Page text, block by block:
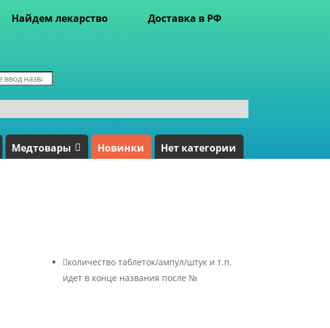
Найдем лекарство Доставка в РФ
Медтовары Новинки Нет категории
количество таблеток/ампул/штук и т.п.
идет в конце названия после №